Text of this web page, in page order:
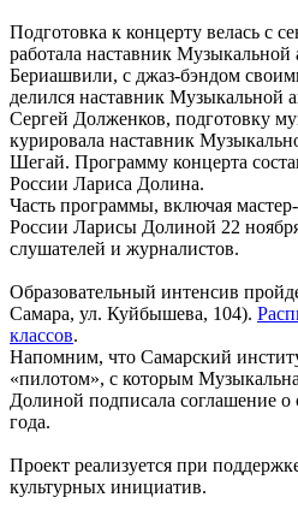
Подготовка к концерту велась с
работала наставник
Бериашвили, с джаз-бэндом
делился наставник Музыкальной
Сергей Долженков, подготовку
курировала наставник
Шегай. Программу концерта
России Лариса Долина.
Часть программы, включая
России Ларисы Долиной 22
слушателей и журналистов.
Образовательный интенсив
Самара, ул. Куйбышева, 104).
классов.
Напомним, что Самарский
«пилотом», с которым
Долиной подписала соглашение о
года.
Проект реализуется при
культурных инициатив.